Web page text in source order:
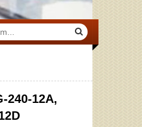
240-12A,